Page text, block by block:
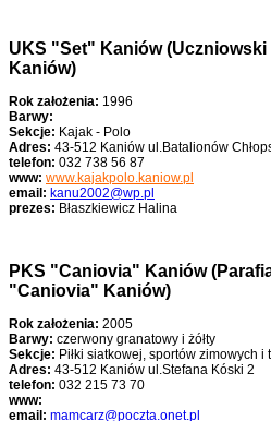
UKS "Set" Kaniów
Kaniów)
Rok założenia: 1996
Barwy:
Sekcje: Kajak - Polo
Adres: 43-512 Kaniów ul.Batalionów
telefon: 032 738 56 87
www: www.kajakpolo.kaniow.pl
email: kanu2002@wp.pl
prezes: Błaszkiewicz Halina
PKS "Caniovia" Kaniów
"Caniovia" Kaniów)
Rok założenia: 2005
Barwy: czerwony granatowy i żółty
Sekcje: Piłki siatkowej, sportów zimowych
Adres: 43-512 Kaniów ul.Stefana Kóski 2
telefon: 032 215 73 70
www:
email: mamcarz@poczta.onet.pl